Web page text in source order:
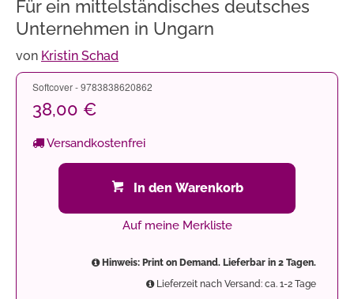
Für ein mittelständisches deutsches
Unternehmen in Ungarn
von Kristin Schad
Softcover - 9783838620862
38,00 €
Versandkostenfrei
In den Warenkorb
Auf meine Merkliste
Hinweis: Print on Demand. Lieferbar in 2 Tagen.
Lieferzeit nach Versand: ca. 1-2 Tage